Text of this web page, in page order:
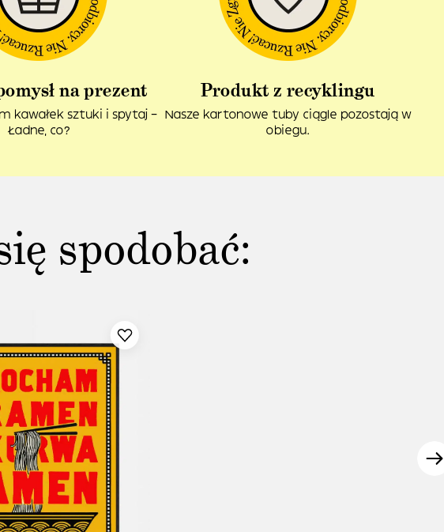
na prezent
kawałek sztuki i spytaj –
Ładne, co?
Produkt z recyklingu
Nasze kartonowe tuby ciągle pozostają w
obiegu.
spodobać: